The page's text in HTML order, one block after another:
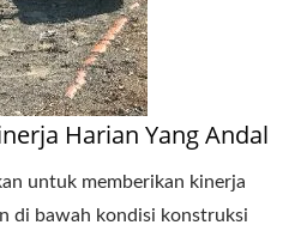
Harian Yang Andal
untuk memberikan kinerja
di bawah kondisi konstruksi